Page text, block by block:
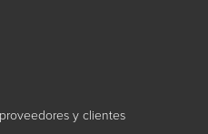
y clientes